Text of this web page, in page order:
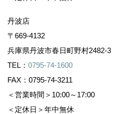
丹波店
〒669-4132
兵庫県丹波市春日町野村2482-3
TEL： 0795-74-1600
FAX：0795-74-3211
＜営業時間＞10:00～17:00
＜定休日＞年中無休